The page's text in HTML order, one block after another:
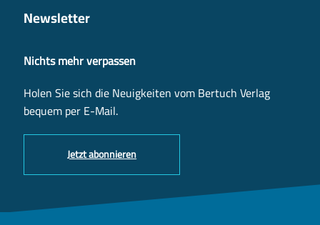
Newsletter
Nichts mehr verpassen
Holen Sie sich die Neuigkeiten vom Bertuch Verlag
bequem per E-Mail.
Jetzt abonnieren